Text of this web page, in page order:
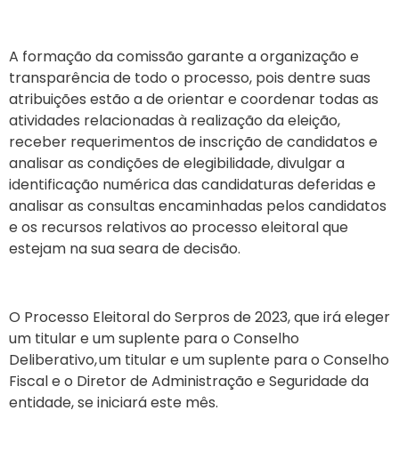
A formação da comissão garante a organização e
transparência de todo o processo, pois dentre suas
atribuições estão a de orientar e coordenar todas as
atividades relacionadas à realização da eleição,
receber requerimentos de inscrição de candidatos e
analisar as condições de elegibilidade, divulgar a
identificação numérica das candidaturas deferidas e
analisar as consultas encaminhadas pelos candidatos
e os recursos relativos ao processo eleitoral que
estejam na sua seara de decisão.
O Processo Eleitoral do Serpros de 2023, que irá eleger
um titular e um suplente para o Conselho
Deliberativo, um titular e um suplente para o Conselho
Fiscal e o Diretor de Administração e Seguridade da
entidade, se iniciará este mês.